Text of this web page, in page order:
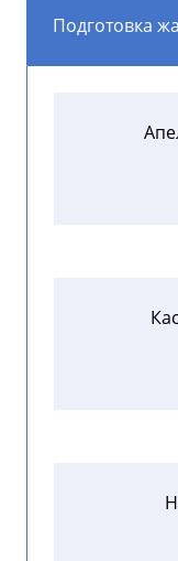
Подготовка